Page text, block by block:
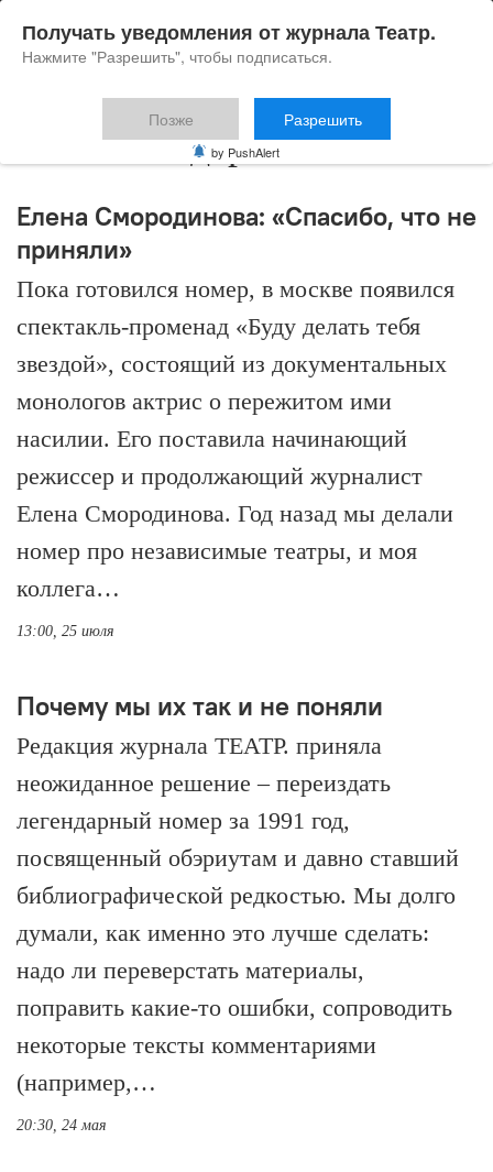
Алла Шендерова
Елена Смородинова: «Спасибо, что не
приняли»
Пока готовился номер, в москве появился
спектакль-променад «Буду делать тебя
звездой», состоящий из документальных
монологов актрис о пережитом ими
насилии. Его поставила начинающий
режиссер и продолжающий журналист
Елена Смородинова. Год назад мы делали
номер про независимые театры, и моя
коллега…
13:00, 25 июля
Почему мы их так и не поняли
Редакция журнала ТЕАТР. приняла
неожиданное решение – переиздать
легендарный номер за 1991 год,
посвященный обэриутам и давно ставший
библиографической редкостью. Мы долго
думали, как именно это лучше сделать:
надо ли переверстать материалы,
поправить какие-то ошибки, сопроводить
некоторые тексты комментариями
(например,…
20:30, 24 мая
Получать уведомления от журнала Театр.
Нажмите "Разрешить", чтобы подписаться.
Позже Разрешить
by PushAlert